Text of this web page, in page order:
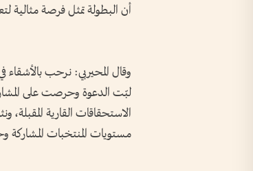
أن البطولة تمثل فرصة مثالية
وقال المحيربي: نرحب بالأشقاء
لبّت الدعوة وحرصت على
الاستحقاقات القارية
مستويات المنتخبات المشاركة